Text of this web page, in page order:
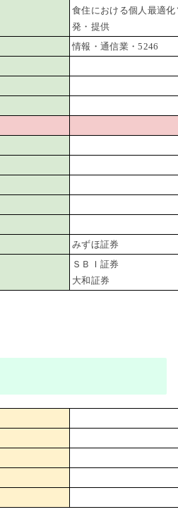
食住における個人最適
発・提供
情報・通信業・5246
みずほ証券
ＳＢＩ証券
大和証券